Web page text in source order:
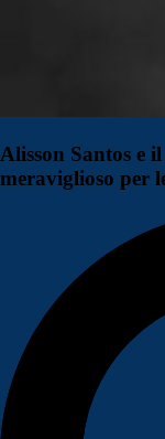
Alisson Santos e
meraviglioso per